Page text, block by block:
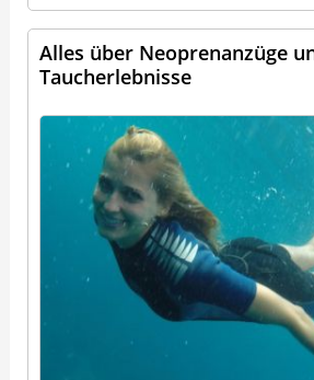
Alles über Neoprenanzüge
Taucherlebnisse